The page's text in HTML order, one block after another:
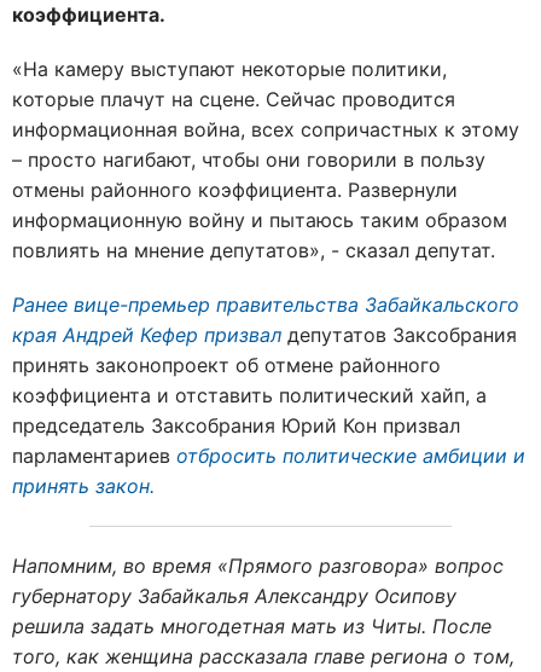
коэффициента.
«На камеру выступают некоторые политики,
которые плачут на сцене. Сейчас проводится
информационная война, всех сопричастных к этому
– просто нагибают, чтобы они говорили в пользу
отмены районного коэффициента. Развернули
информационную войну и пытаюсь таким образом
повлиять на мнение депутатов», - сказал депутат.
Ранее вице-премьер правительства Забайкальского
края Андрей Кефер призвал депутатов Заксобрания
принять законопроект об отмене районного
коэффициента и отставить политический хайп, а
председатель Заксобрания Юрий Кон призвал
парламентариев отбросить политические амбиции и
принять закон.
Напомним, во время «Прямого разговора» вопрос
губернатору Забайкалья Александру Осипову
решила задать многодетная мать из Читы. После
того, как женщина рассказала главе региона о том,